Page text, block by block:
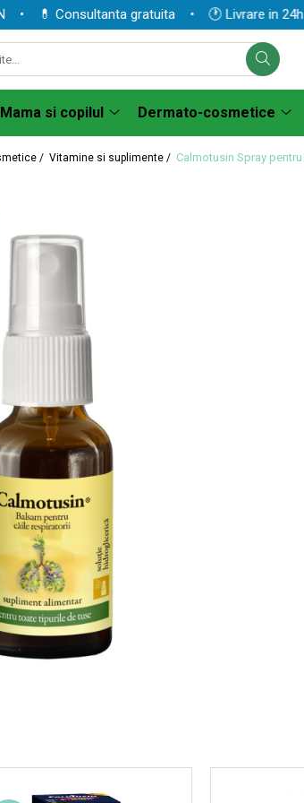
• 💊 Consultanta gratuita • 🕐 Livrare in 24h in
Mama si copilul Dermato-cosmetice
/ Vitamine si suplimente / Calmotusin Spray